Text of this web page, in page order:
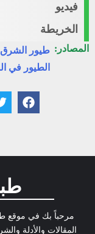
فيديو
الخريطة
المصادر: طيور الشرق
الطيور في
مرحباً بك في موقع
المقالات والأدلة